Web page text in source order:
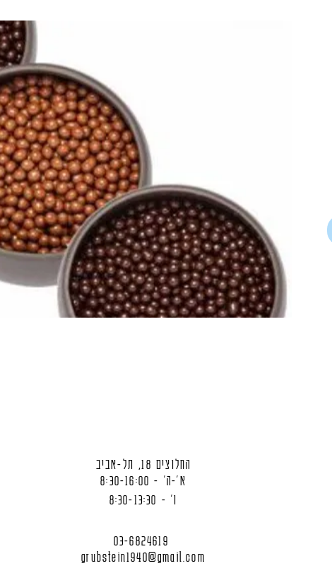
החלוצים 18, תל-אביב
א'-ה' - 8:30-16:00
ו' - 8:30-13:30
03-6824619
grubstein1940@gmail.com